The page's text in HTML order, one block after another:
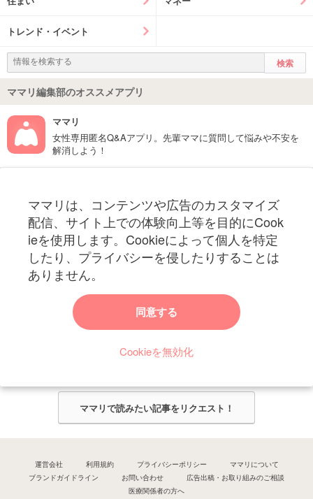
トレンド・イベント
ママリ編集部のオススメアプリ
ママリ
女性専用匿名Q&Aアプリ。先輩ママに質問して悩みや不安を
解消しよう！
ママリは、コンテンツや広告のカスタマイズ
配信、サイト上での体験向上等を目的にCook
ieを使用します。Cookieによって個人を特定
したり、プライバシーを侵したりすることは
ありません。
同意する
Cookieを無効化
妊娠〜子育て中のお役立ち情報を配信中
ママリからのお知らせ
今ママリで読みたい記事は何ですか？
ママリ編集部がみなさんのご意見をもとに記事を作成させていただきま
ママリで読みたい記事をリクエスト！
運営会社 利用規約 プライバシーポリシー
ママリについて
ブランドガイドライン
お問い合わせ
広告出稿・お取り組みのご相談
医療関係者の方へ